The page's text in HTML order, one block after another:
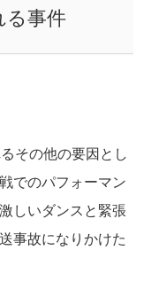
る事件
その他の要因とし
でのパフォーマン
しいダンスと緊張
事故になりかけた